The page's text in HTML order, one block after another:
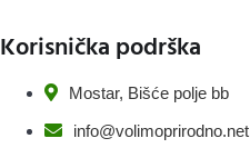
Korisnička podrška
Mostar, Bišće polje bb
info@volimoprirodno.net